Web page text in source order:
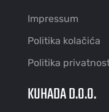
Impressum
Politika kolačića
Politika
KUHADA D.O.O.